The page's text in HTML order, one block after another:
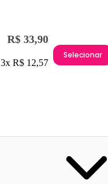
R$ 33,90
3x R$ 12,57
Selecionar